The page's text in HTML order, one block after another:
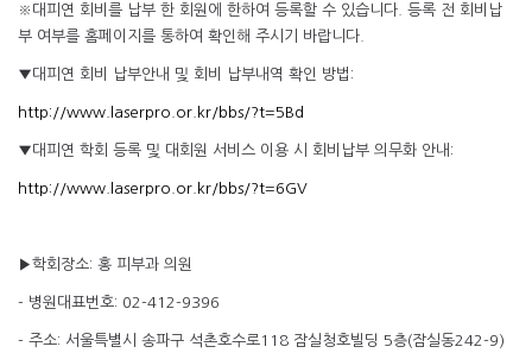
※대피연 회비를 납부 한 회원에 한하여 등록할 수 있습니다. 등록 전 회비납
부 여부를 홈페이지를 통하여 확인해 주시기 바랍니다.
▼대피연 회비 납부안내 및 회비 납부내역 확인 방법:
http://www.laserpro.or.kr/bbs/?t=5Bd
▼대피연 학회 등록 및 대회원 서비스 이용 시 회비납부 의무화 안내:
http://www.laserpro.or.kr/bbs/?t=6GV
▶학회장소: 홍 피부과 의원
- 병원대표번호: 02-412-9396
- 주소: 서울특별시 송파구 석촌호수로118 잠실청호빌딩 5층(잠실동242-9)